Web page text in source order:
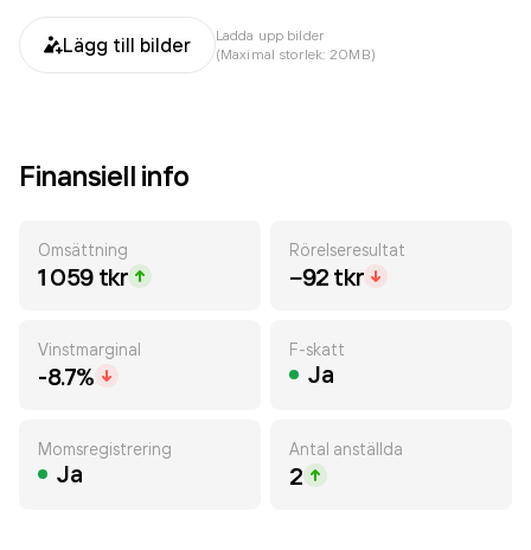
Lägg till bilder
Ladda upp bilder
(Maximal storlek: 20MB)
Finansiell info
Omsättning
1 059 tkr
Rörelseresultat
−92 tkr
Vinstmarginal
-8.7%
F-skatt
Ja
Momsregistrering
Ja
Antal anställda
2